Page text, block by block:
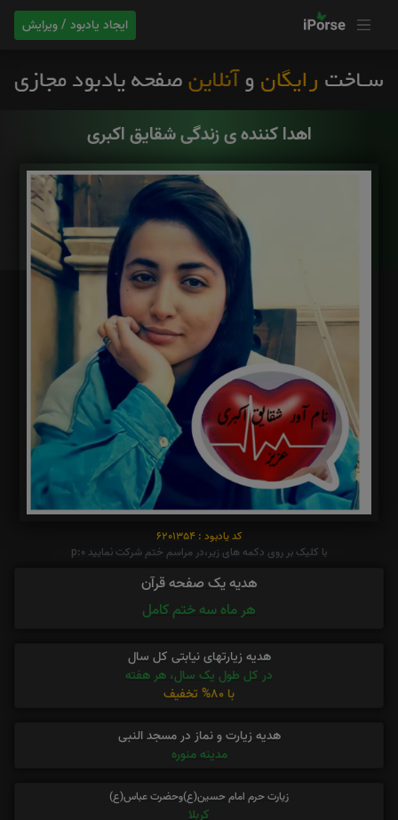
ایجاد یادبود / ویرایش
اهدا کننده ی زندگی شقایق اکبری
کد یادبود : 6201354
با کلیک بر روی دکمه های زیر،در مراسم ختم شرکت نمایید p:0
هدیه یک صفحه قرآن
هر ماه سه ختم کامل
هدیه زیارتهای نیابتی کل سال
در کل طول یک سال، هر هفته
با 80% تخفیف
هدیه زیارت و نماز در مسجد النبی
مدینه منوره
زیارت حرم امام حسین(ع)وحضرت عباس(ع)
کربلا